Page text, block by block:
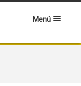
Menú